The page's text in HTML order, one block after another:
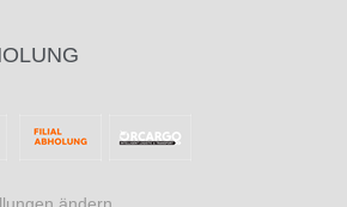
ändern